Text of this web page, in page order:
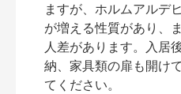
ますが、ホルムアルデ
が増える性質があり、
人差があります。入居
納、家具類の扉も開け
てください。